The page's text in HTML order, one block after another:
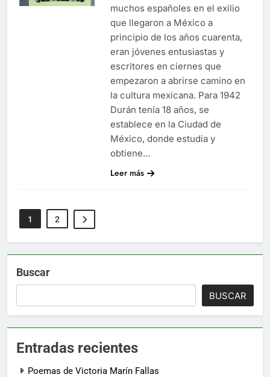
muchos españoles en el exilio
que llegaron a México a
principio de los años cuarenta,
eran jóvenes entusiastas y
escritores en ciernes que
empezaron a abrirse camino en
la cultura mexicana. Para 1942
Durán tenía 18 años, se
establece en la Ciudad de
México, donde estudia y
obtiene…
Leer más
1 2
Buscar
BUSCAR
Entradas recientes
Poemas de Victoria Marín Fallas